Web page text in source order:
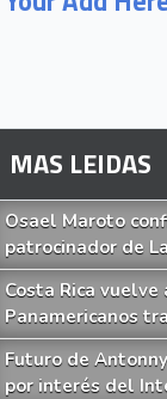
MAS LEIDAS
Osael Maroto
patrocinador de
Costa Rica
Panamericanos
Futuro de
por interés del